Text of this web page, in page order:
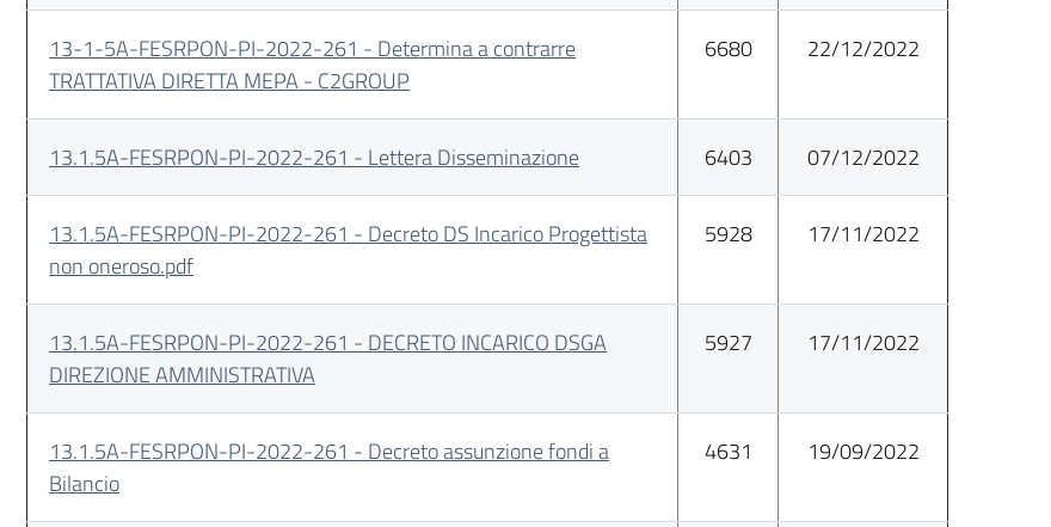
13-1-5A-FESRPON-PI-2022-261 - Determina a contrarre
TRATTATIVA DIRETTA MEPA - C2GROUP
6680 22/12/2022
13.1.5A-FESRPON-PI-2022-261 - Lettera Disseminazione 6403 07/12/2022
13.1.5A-FESRPON-PI-2022-261 - Decreto DS Incarico Progettista
non oneroso.pdf
5928 17/11/2022
13.1.5A-FESRPON-PI-2022-261 - DECRETO INCARICO DSGA
DIREZIONE AMMINISTRATIVA
5927 17/11/2022
13.1.5A-FESRPON-PI-2022-261 - Decreto assunzione fondi a
Bilancio
4631 19/09/2022